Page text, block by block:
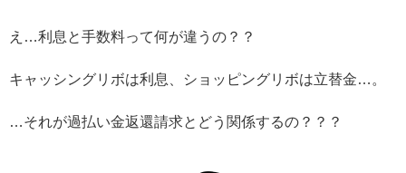
え…利息と手数料って何が違うの？？
キャッシングリボは利息、ショッピングリボは立替金…。
…それが過払い金返還請求とどう関係するの？？？